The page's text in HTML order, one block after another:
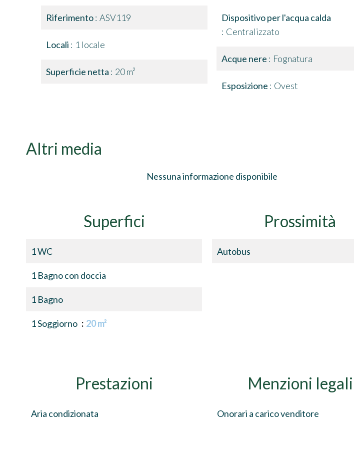
Riferimento ASV119
Locali 1 locale
Superficie netta 20 m²
Dispositivo per l'acqua calda
Centralizzato
Acque nere Fognatura
Esposizione Ovest
Altri media
Nessuna informazione disponibile
Superfici
1 WC
1 Bagno con doccia
1 Bagno
1 Soggiorno 20 m²
Prossimità
Autobus
Prestazioni
Aria condizionata
Menzioni legali
Onorari a carico venditore